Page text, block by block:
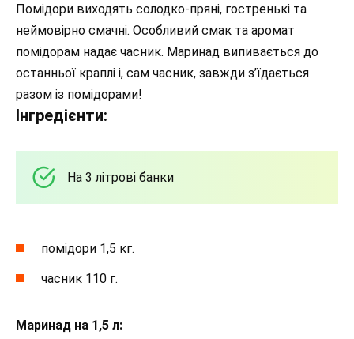
Помідори виходять солодко-пряні, гостренькі та
неймовірно смачні. Особливий смак та аромат
помідорам надає часник. Маринад випивається до
останньої краплі і, сам часник, завжди з’їдається
разом із помідорами!
Інгредієнти:
На 3 літрові банки
помідори 1,5 кг.
часник 110 г.
Маринад на 1,5 л: